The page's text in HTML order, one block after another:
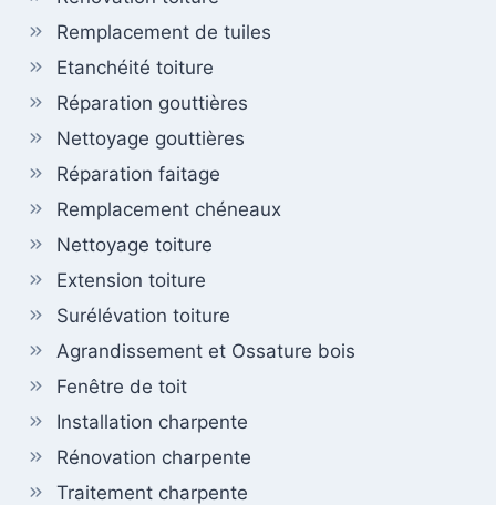
Remplacement de tuiles
Etanchéité toiture
Réparation gouttières
Nettoyage gouttières
Réparation faitage
Remplacement chéneaux
Nettoyage toiture
Extension toiture
Surélévation toiture
Agrandissement et Ossature bois
Fenêtre de toit
Installation charpente
Rénovation charpente
Traitement charpente